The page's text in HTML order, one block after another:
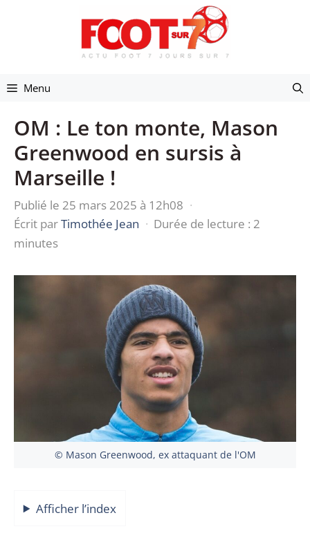
Menu
OM : Le ton monte, Mason
Greenwood en sursis à
Marseille !
Publié le 25 mars 2025 à 12h08 ·
Écrit parTimothée Jean · Durée de lecture : 2
minutes
© Mason Greenwood, ex attaquant de l'OM
Afficher l’index